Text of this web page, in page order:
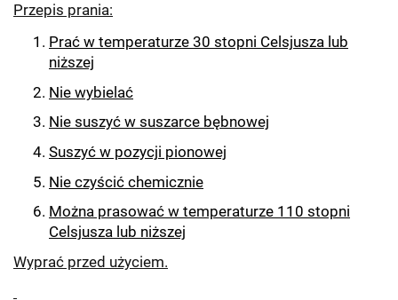
Przepis prania:
Prać w temperaturze 30 stopni Celsjusza lub
niższej
Nie wybielać
Nie suszyć w suszarce bębnowej
Suszyć w pozycji pionowej
Nie czyścić chemicznie
Można prasować w temperaturze 110 stopni
Celsjusza lub niższej
Wyprać przed użyciem.